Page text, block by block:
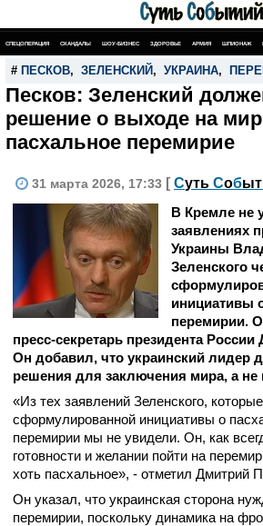
СПЕЦОПЕРАЦИЯ СКАНДАЛЫ ШОУ-БИЗНЕС ЗДОРОВЬЕ АРМИЯ ШПИОНАЖ
# ПЕСКОВ, ЗЕЛЕНСКИЙ , УКРАИНА,
Песков: Зеленский
решение о выходе на
пасхальное перемирие
31 марта 2026, 17:33 [ Суть Соб
В Кремле не
заявлениях
Украины
Зеленского
инициативы
перемирии.
пресс-секретарь президента
Он добавил, что украинский лидер
решения для заключения мира, а не
«Из тех заявлений Зеленского,
сформулированной инициативы о
перемирии мы не увидели. Он, как
готовности и желании пойти на
хоть пасхальное», - отметил Дмитрий
Он указал, что украинская сторона
перемирии, поскольку динамика на